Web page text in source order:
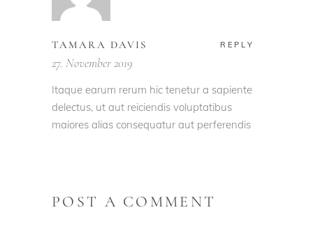
TAMARA DAVIS REPLY
27. November 2019
Itaque earum rerum hic tenetur a sapiente
delectus, ut aut reiciendis voluptatibus
maiores alias consequatur aut perferendis
POST A COMMENT